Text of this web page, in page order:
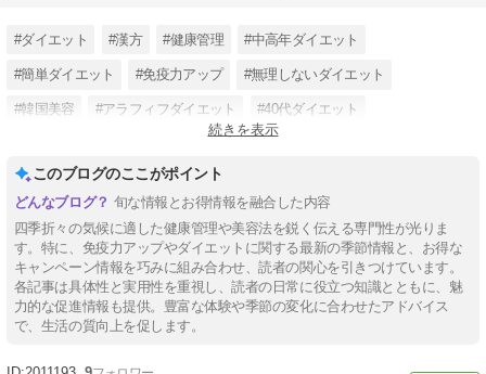
#ダイエット #漢方 #健康管理 #中高年ダイエット
#簡単ダイエット #免疫力アップ #無理しないダイエット
#韓国美容 #アラフィフダイエット #40代ダイエット
続きを表示
このブログのここがポイント
旬な情報とお得情報を融合した内容
四季折々の気候に適した健康管理や美容法を鋭く伝える専門性が光りま
す。特に、免疫力アップやダイエットに関する最新の季節情報と、お得な
キャンペーン情報を巧みに組み合わせ、読者の関心を引きつけています。
各記事は具体性と実用性を重視し、読者の日常に役立つ知識とともに、魅
力的な促進情報も提供。豊富な体験や季節の変化に合わせたアドバイス
で、生活の質向上を促します。